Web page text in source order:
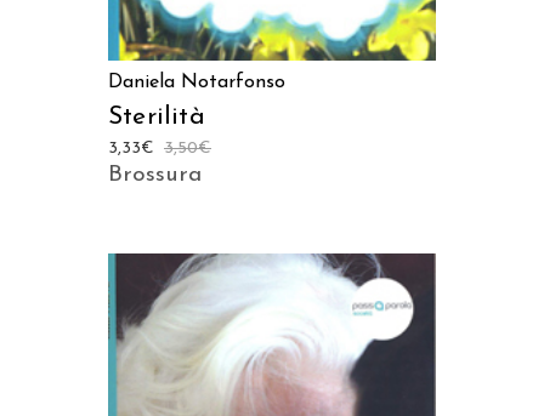
Daniela Notarfonso
Sterilità
3,50€
3,33€
Brossura